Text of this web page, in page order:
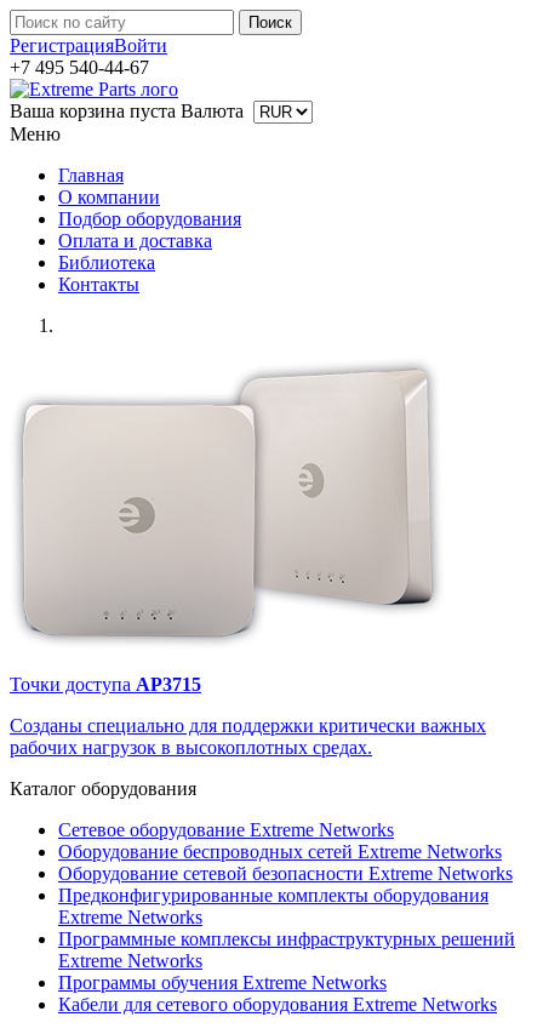
РегистрацияВойти
+7 495 540-44-67
Ваша корзина пуста Валюта
Меню
Главная
О компании
Подбор оборудования
Оплата и доставка
Библиотека
Контакты
Точки доступа AP3715
Созданы специально для поддержки критически важных
рабочих нагрузок в высокоплотных средах.
Каталог оборудования
Сетевое оборудование Extreme Networks
Оборудование беспроводных сетей Extreme Networks
Оборудование сетевой безопасности Extreme Networks
Предконфигурированные комплекты оборудования
Extreme Networks
Программные комплексы инфраструктурных решений
Extreme Networks
Программы обучения Extreme Networks
Кабели для сетевого оборудования Extreme Networks